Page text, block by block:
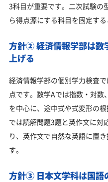
3科目が重要です。二次試験の
ら得点源にする科目を固定する
方針② 経済情報学部は数
上げる
経済情報学部の個別学力検査
点です。数学Aでは指数・対
を中心に、途中式や式変形の
では読解問題3題と英作文に対
り、英作文で自然な英語に置
す。
方針③ 日本文学科は国語